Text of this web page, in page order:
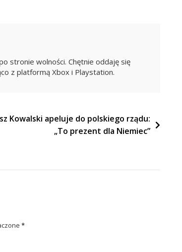
stronie wolności. Chętnie oddaję się
z platformą Xbox i Playstation.
Kowalski apeluje do polskiego rządu:
„To prezent dla Niemiec”
*